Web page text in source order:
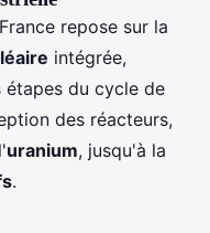
repose sur la
intégrée,
du cycle de
des réacteurs,
uranium, jusqu'à la
.